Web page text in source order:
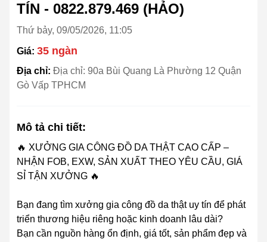
TÍN - 0822.879.469 (HẢO)
Thứ bảy, 09/05/2026, 11:05
Giá: 35 ngàn
Địa chỉ: Địa chỉ: 90a Bùi Quang Là Phường 12 Quận
Gò Vấp TPHCM
Mô tả chi tiết:
🔥 XƯỞNG GIA CÔNG ĐỒ DA THẬT CAO CẤP –
NHẬN FOB, EXW, SẢN XUẤT THEO YÊU CẦU, GIÁ
SỈ TẬN XƯỞNG 🔥
Bạn đang tìm xưởng gia công đồ da thật uy tín để phát
triển thương hiệu riêng hoặc kinh doanh lâu dài?
Bạn cần nguồn hàng ổn định, giá tốt, sản phẩm đẹp và